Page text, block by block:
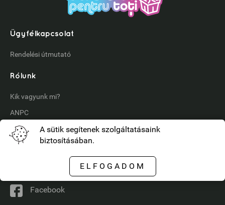
Ügyfélkapcsolat
Rendelési útmutató
Rólunk
Kik vagyunk mi?
ANPC
Megtalál minket
Facebook
A sütik segítenek szolgáltatásaink
biztosításában.
ELFOGADOM